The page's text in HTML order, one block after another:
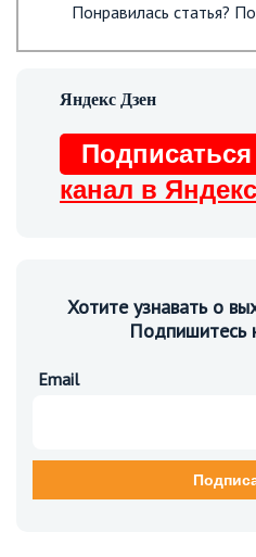
Понравилась статья?
Подписаться
канал в
Хотите узнавать о
Подпишитесь
Email